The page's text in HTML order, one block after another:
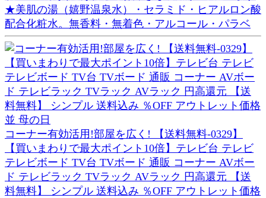
★美肌の湯（嬉野温泉水）・セラミド・ヒアルロン酸
配合化粧水。無香料・無着色・アルコール・パラベ
コーナー有効活用!部屋を広く! 【送料無料-0329】
【買いまわりで最大ポイント10倍】テレビ台 テレビ
テレビボード TV台 TVボード 通販 コーナー AVボー
ド テレビラック TVラック AVラック 円高還元 【送
料無料】 シンプル 送料込み ％OFF アウトレット価格